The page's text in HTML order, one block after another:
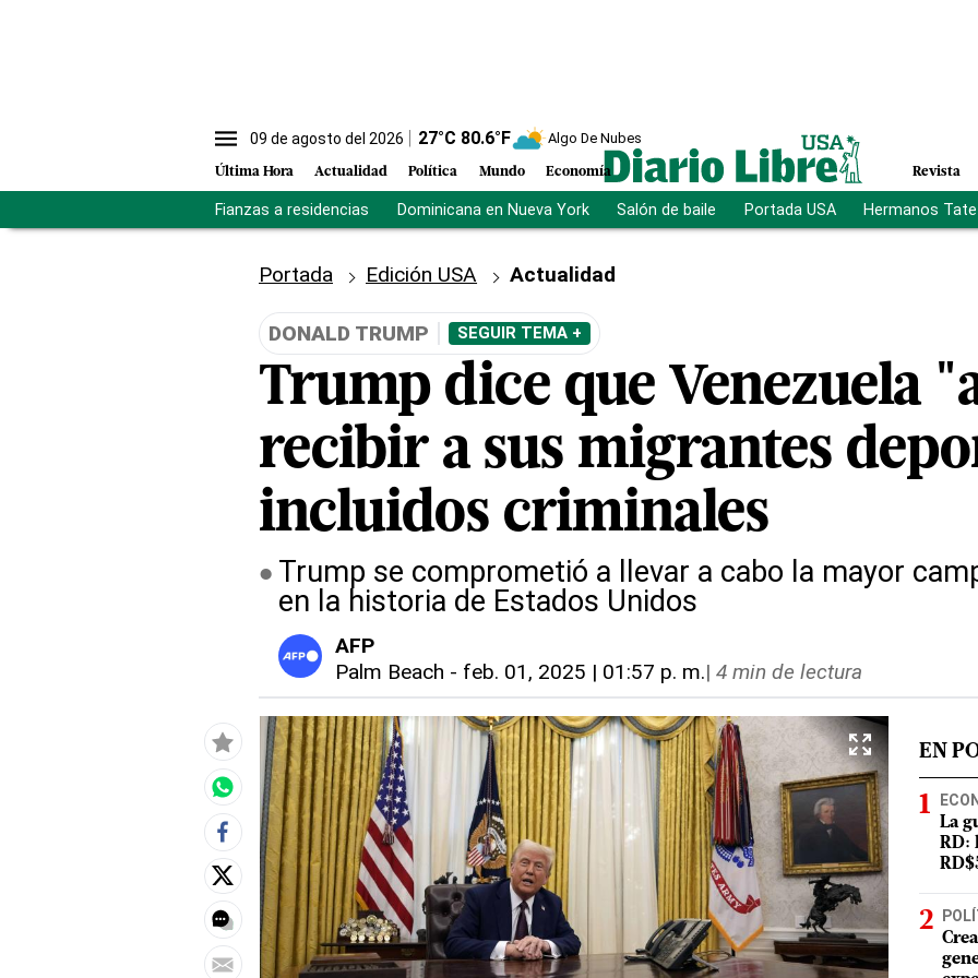
09 de agosto del 2026 27°C 80.6°F Algo De Nubes
Última Hora Actualidad Política Mundo Economía Revista
Fianzas a residencias Dominicana en Nueva York Salón de baile Portada USA Hermanos Tate
Portada Edición USA Actualidad
DONALD TRUMP SEGUIR TEMA +
Trump dice que Venezuela
recibir a sus migrantes
incluidos criminales
Trump se comprometió a llevar a cabo la mayor
en la historia de Estados Unidos
AFP
Palm Beach - feb. 01, 2025 | 01:57 p. m.| 4 min de lectura
EN
La
RD: